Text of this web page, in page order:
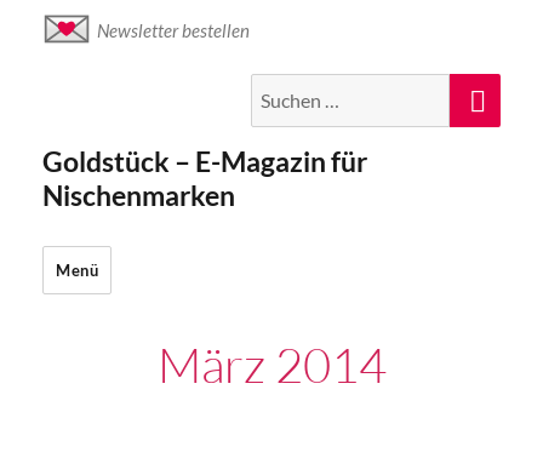
Newsletter bestellen
nach:
Goldstück – E-Magazin für
Nischenmarken
Menü
März 2014